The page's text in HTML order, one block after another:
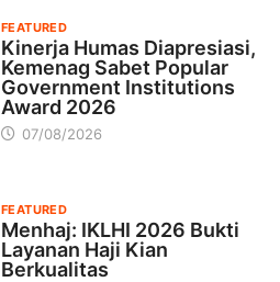
FEATURED
Kinerja Humas Diapresiasi,
Kemenag Sabet Popular
Government Institutions
Award 2026
07/08/2026
FEATURED
Menhaj: IKLHI 2026 Bukti
Layanan Haji Kian
Berkualitas